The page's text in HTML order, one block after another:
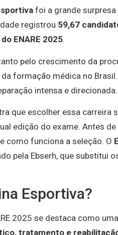
foi a grande surpresa
registrou 59,67
ENARE 2025.
pelo crescimento da
formação médica no
intensa e direcionada.
que escolher essa carreira
edição do exame. Antes
e como funciona a seleção. O
pela Ebserh, que substitui
Esportiva?
2025 se destaca como
tratamento e